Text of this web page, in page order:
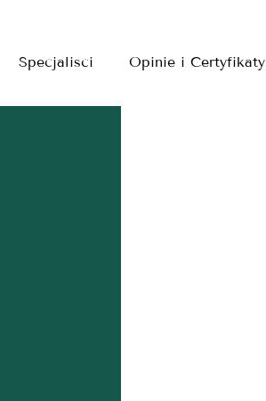
Specjalisci Opinie i Certyfikaty